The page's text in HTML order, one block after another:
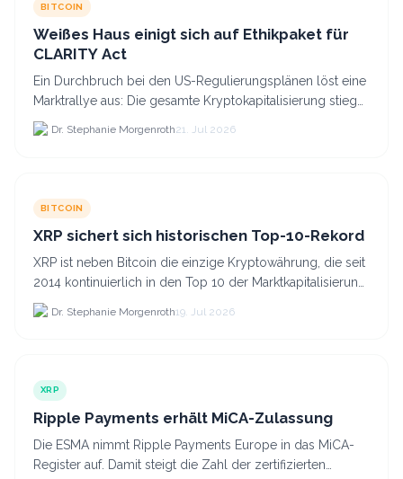
BITCOIN
Weißes Haus einigt sich auf Ethikpaket für
CLARITY Act
Ein Durchbruch bei den US-Regulierungsplänen löst eine
Marktrallye aus: Die gesamte Kryptokapitalisierung stieg
am 21.
Dr. Stephanie Morgenroth21. Jul 2026
BITCOIN
XRP sichert sich historischen Top-10-Rekord
XRP ist neben Bitcoin die einzige Kryptowährung, die seit
2014 kontinuierlich in den Top 10 der Marktkapitalisierung
verblieb.
Dr. Stephanie Morgenroth19. Jul 2026
XRP
Ripple Payments erhält MiCA-Zulassung
Die ESMA nimmt Ripple Payments Europe in das MiCA-
Register auf. Damit steigt die Zahl der zertifizierten